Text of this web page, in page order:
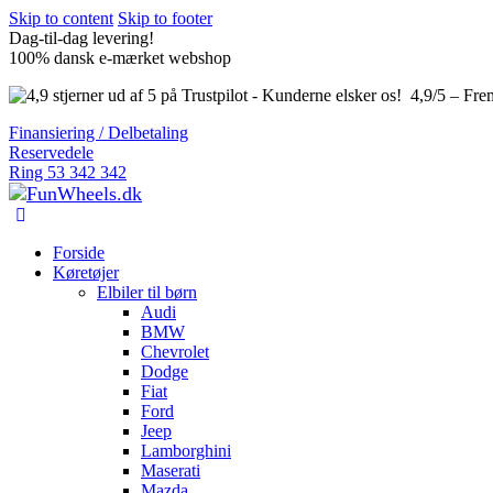
Skip to content Skip to footer
Dag-til-dag levering!
100% dansk e-mærket webshop
4,9/5 –
Finansiering / Delbetaling
Reservedele
Ring 53 342 342
Forside
Køretøjer
Elbiler til børn
Audi
BMW
Chevrolet
Dodge
Fiat
Ford
Jeep
Lamborghini
Maserati